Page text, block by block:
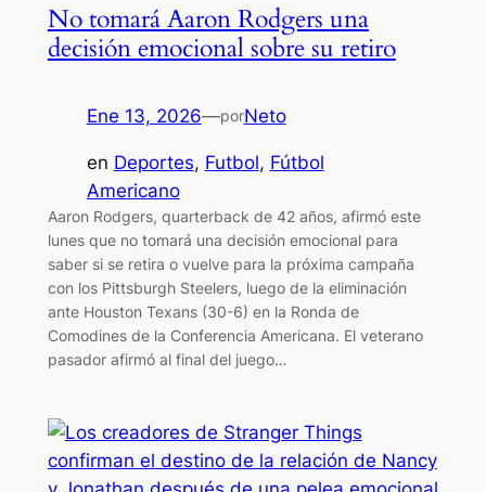
No tomará Aaron Rodgers una
decisión emocional sobre su retiro
Ene 13, 2026—porNeto
en Deportes, Futbol, Fútbol
Americano
Aaron Rodgers, quarterback de 42 años, afirmó este
lunes que no tomará una decisión emocional para
saber si se retira o vuelve para la próxima campaña
con los Pittsburgh Steelers, luego de la eliminación
ante Houston Texans (30-6) en la Ronda de
Comodines de la Conferencia Americana. El veterano
pasador afirmó al final del juego…